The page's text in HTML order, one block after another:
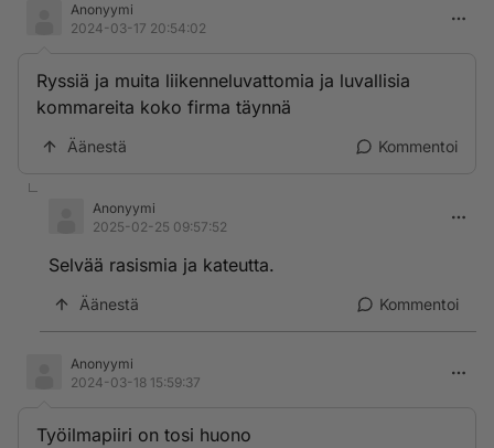
Anonyymi
2024-03-17 20:54:02
Ryssiä ja muita liikenneluvattomia ja luvallisia
kommareita koko firma täynnä
Äänestä Kommentoi
Anonyymi
2025-02-25 09:57:52
Selvää rasismia ja kateutta.
Äänestä Kommentoi
Anonyymi
2024-03-18 15:59:37
Työilmapiiri on tosi huono